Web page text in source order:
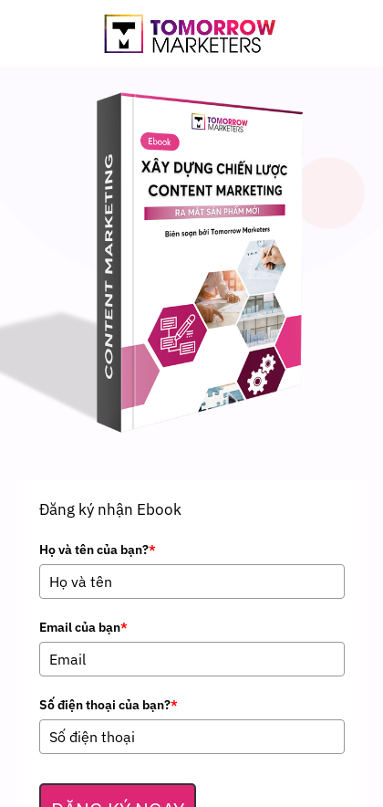
Đăng ký nhận Ebook
Họ và tên của bạn?*
Email của bạn*
Số điện thoại của bạn?*